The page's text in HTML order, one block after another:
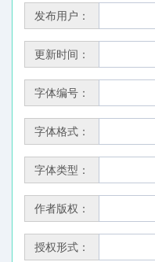
发布用户：
更新时间：
字体编号：
字体格式：
字体类型：
作者版权：
授权形式：